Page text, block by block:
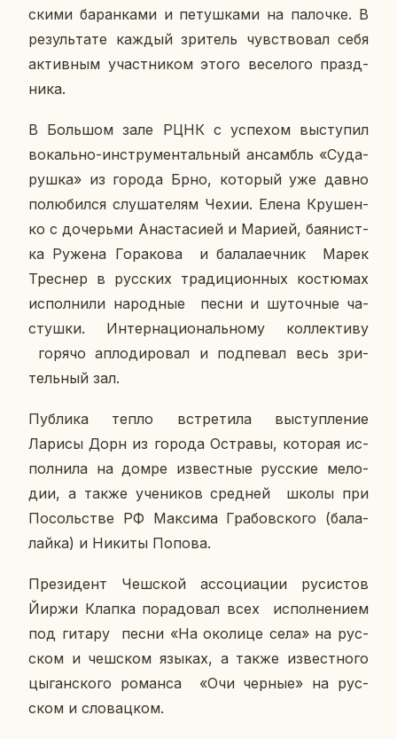
ски­ми ба­ран­ка­ми и пе­туш­ка­ми на па­лоч­ке. В
ре­зуль­та­те каждый зри­тель чув­ство­вал себя
ак­тив­ным участ­ни­ком этого ве­се­ло­го празд­
ни­ка.
В Боль­шом зале РЦНК с успе­хом вы­сту­пил
во­каль­но-ин­стру­мен­таль­ный ан­самбль «Су­да­
руш­ка» из города Брно, ко­то­рый уже давно
по­лю­бил­ся слу­ша­те­лям Чехии. Елена Кру­шен­
ко с до­черь­ми Ана­ста­си­ей и Марией, ба­я­нист­
ка Ружена Го­ра­ко­ва и ба­ла­ла­еч­ник Марек
Трес­нер в рус­ских тра­ди­ци­он­ных ко­стю­мах
ис­пол­ни­ли на­род­ные песни и шу­точ­ные ча­
стуш­ки. Ин­тер­на­ци­о­наль­но­му кол­лек­ти­ву
горячо ап­ло­ди­ро­вал и под­пе­вал весь зри­
тель­ный зал.
Пуб­ли­ка тепло встре­ти­ла вы­ступ­ле­ние
Ларисы Дорн из города Остра­вы, ко­то­рая ис­
пол­ни­ла на домре из­вест­ные рус­ские ме­ло­
дии, а также уче­ни­ков сред­ней школы при
По­соль­стве РФ Мак­си­ма Гра­бов­ско­го (ба­ла­
лай­ка) и Никиты Попова.
Пре­зи­дент Чеш­ской ас­со­ци­а­ции ру­си­стов
Йиржи Клапка по­ра­до­вал всех ис­пол­не­ни­ем
под гитару песни «На око­ли­це села» на рус­
ском и чеш­ском языках, а также из­вест­но­го
цы­ган­ско­го ро­ман­са «Очи черные» на рус­
ском и сло­вац­ком.